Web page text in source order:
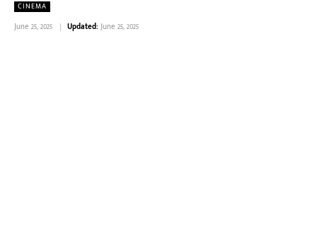
CINEMA
June 25, 2025 Updated: June 25, 2025